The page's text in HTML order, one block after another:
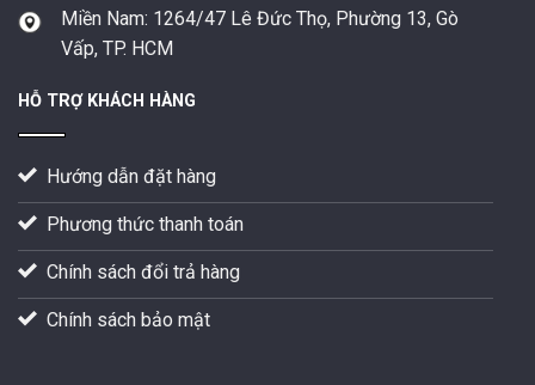
Miền Nam: 1264/47 Lê Đức Thọ, Phường 13, Gò
Vấp, TP. HCM
HỖ TRỢ KHÁCH HÀNG
Hướng dẫn đặt hàng
Phương thức thanh toán
Chính sách đổi trả hàng
Chính sách bảo mật